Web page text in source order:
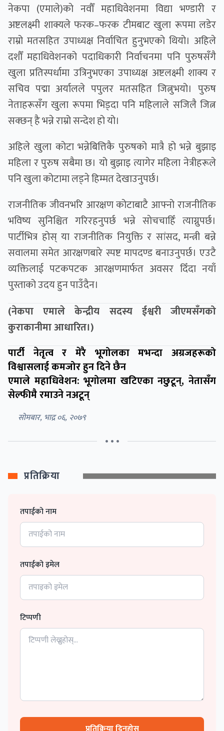
नेकपा (एमाले)काे नवौँ महाधिवेशनमा विद्या भण्डारी र
अष्टलक्ष्मी शाक्यले फरक–फरक टीमबाट खुला रूपमा लडेर
राम्रो मतसहित उपाध्यक्ष निर्वाचित हुनुभएको थियो। अहिले
दशौँ महाधिवेशनको पदाधिकारी निर्वाचनमा पनि पुरुषसँगै
खुला प्रतिस्पर्धामा उत्रिनुभएका उपाध्यक्ष अष्टलक्ष्मी शाक्य र
सचिव पद्मा अर्यालले पपुलर मतसहित जित्नुभयो। पुरुष
नेताहरूसँग खुला रूपमा भिड्दा पनि महिलाले सजिलै जित्न
सक्छन् है भन्ने राम्रो सन्देश हो यो।
अहिले खुला कोटा भन्नेबित्तिकै पुरुषको मात्रै हो भन्ने बुझाइ
महिला र पुरुष सबैमा छ। यो बुझाइ त्यागेर महिला नेत्रीहरूले
पनि खुला कोटामा लड्ने हिम्मत देखाउनुपर्छ।
राजनीतिक जीवनभरि आरक्षण कोटाबाटै आफ्नो राजनीतिक
भविष्य सुनिश्चित गरिरहनुपर्छ भन्ने साेचचाहिँ त्याग्नुपर्छ।
पार्टीभित्र होस् या राजनीतिक नियुक्ति र सांसद, मन्त्री बन्ने
सवालमा समेत आरक्षणबारे स्पष्ट मापदण्ड बनाउनुपर्छ। एउटै
व्यक्तिलाई पटकपटक आरक्षणमार्फत अवसर दिँदा नयाँ
पुस्ताको उदय हुन पाउँदैन।
(नेकपा एमाले केन्द्रीय सदस्य ईश्वरी जीएमसँगको
कुराकानीमा आधारित।)
पार्टी नेतृत्व र मेरै भूगोलका मभन्दा अग्रजहरूको
विश्वासलाई कमजोर हुन दिने छैन
एमाले महाधिवेशन: भूगोलमा खटिएका नछुटून्, नेतासँग
सेल्फीमै रमाउने नअटून्
सोमबार, भाद्र ०६, २०७९
• • •
प्रतिक्रिया
तपाईको नाम
तपाईको इमेल
टिप्पणी